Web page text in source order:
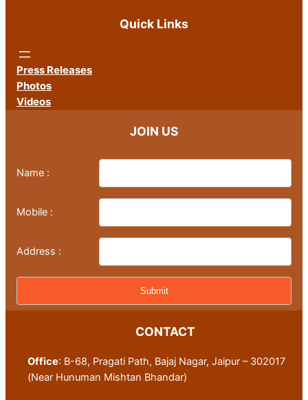
Quick Links
Press Releases
Photos
Videos
JOIN US
Name :
Mobile :
Address :
CONTACT
Office: B-68, Pragati Path, Bajaj Nagar, Jaipur – 302017
(Near Hunuman Mishtan Bhandar)